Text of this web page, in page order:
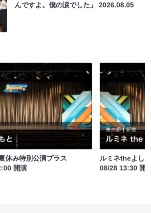
んですよ。僕の涙でした」2026.08.05
休み特別公演プラス
開演
ルミネtheよし
08/28 13:30 開